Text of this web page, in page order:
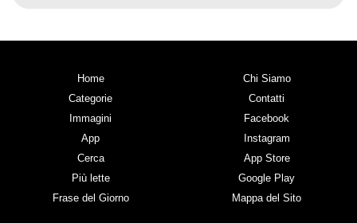
Home
Categorie
Immagini
App
Cerca
Più lette
Frase del Giorno
Chi Siamo
Contatti
Facebook
Instagram
App Store
Google Play
Mappa del Sito